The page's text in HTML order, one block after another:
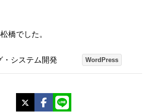
橋でした。
・システム開発 WordPress
Facebook